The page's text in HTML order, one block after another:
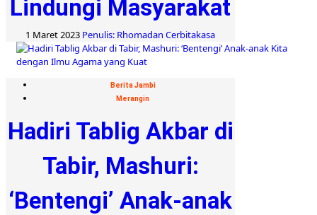
Lindungi Masyarakat
1 Maret 2023 Penulis: Rhomadan Cerbitakasa
Berita Jambi
Merangin
Hadiri Tablig Akbar di
Tabir, Mashuri:
‘Bentengi’ Anak-anak